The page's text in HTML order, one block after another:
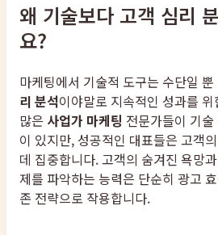
왜 기술보다 고객 심리
요?
마케팅에서 기술적 도구는 수단일
리 분석이야말로 지속적인 성과를
많은 사업가 마케팅 전문가들이 기
이 있지만, 성공적인 대표들은 고객
데 집중합니다. 고객의 숨겨진 욕망
제를 파악하는 능력은 단순히 광고
존 전략으로 작용합니다.